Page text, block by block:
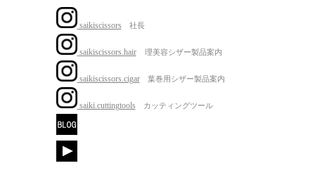
saikiscissors 社長
saikiscissors.hair 理美容シザー製品案内
saikiscissors.cigar葉巻用シザー製品案内
saiki.cuttingtools カッティングツール